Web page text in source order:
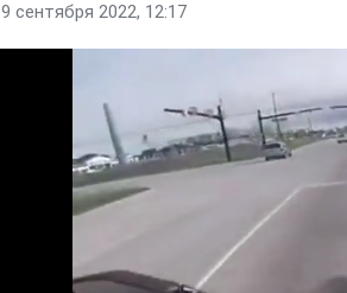
9 сентября 2022, 12:17